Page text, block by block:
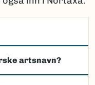
artsnavn?